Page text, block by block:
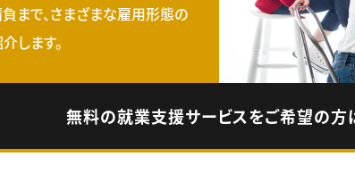
まで、さまざまな雇用形態の
します。
無料の就業支援サービスをご希望の方